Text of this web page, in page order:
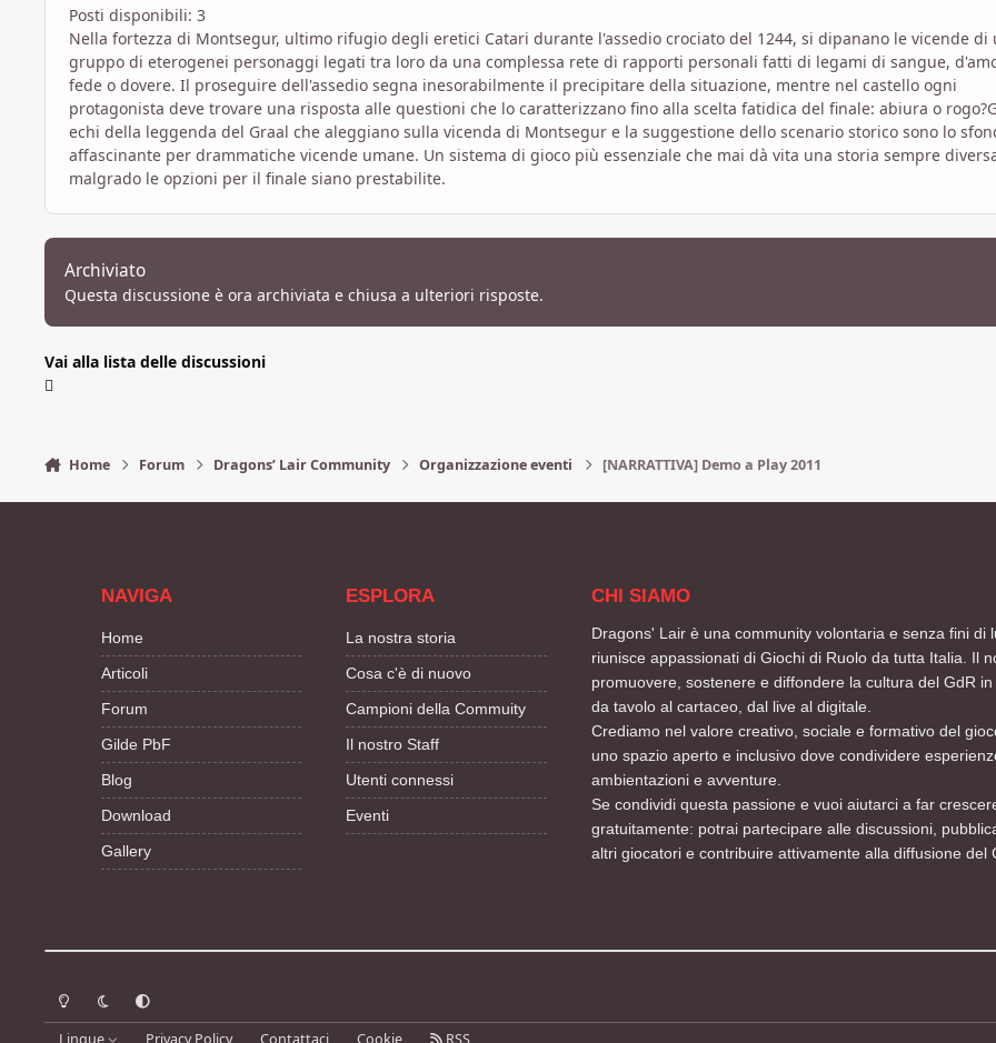
Posti disponibili: 3
Nella fortezza di Montsegur, ultimo rifugio degli eretici Catari durante l'assedio crociato del 1244, si dipanano le vicende di
gruppo di eterogenei personaggi legati tra loro da una complessa rete di rapporti personali fatti di legami di sangue,
fede o dovere. Il proseguire dell'assedio segna inesorabilmente il precipitare della situazione, mentre nel castello ogni
protagonista deve trovare una risposta alle questioni che lo caratterizzano fino alla scelta fatidica del finale: abiura o
echi della leggenda del Graal che aleggiano sulla vicenda di Montsegur e la suggestione dello scenario storico sono lo
affascinante per drammatiche vicende umane. Un sistema di gioco più essenziale che mai dà vita una storia sempre
malgrado le opzioni per il finale siano prestabilite.
Archiviato
Questa discussione è ora archiviata e chiusa a ulteriori risposte.
Vai alla lista delle discussioni
Home Forum Dragons’ Lair Community Organizzazione eventi [NARRATTIVA] Demo a Play 2011
NAVIGA
Home
Articoli
Forum
Gilde PbF
Blog
Download
Gallery
ESPLORA
La nostra storia
Cosa c'è di nuovo
Campioni della Commuity
Il nostro Staff
Utenti connessi
Eventi
CHI SIAMO
Dragons' Lair è una community volontaria e senza fini di
riunisce appassionati di Giochi di Ruolo da tutta Italia. Il
promuovere, sostenere e diffondere la cultura del GdR
da tavolo al cartaceo, dal live al digitale.
Crediamo nel valore creativo, sociale e formativo del
uno spazio aperto e inclusivo dove condividere
ambientazioni e avventure.
Se condividi questa passione e vuoi aiutarci a far
gratuitamente: potrai partecipare alle discussioni,
altri giocatori e contribuire attivamente alla diffusione del
Modalità chiara
Modalità scuraSegui la preferenza del sistema
Lingue Privacy Policy Contattaci Cookie RSS